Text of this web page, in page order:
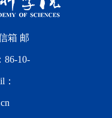
箱 邮
86-10-
：